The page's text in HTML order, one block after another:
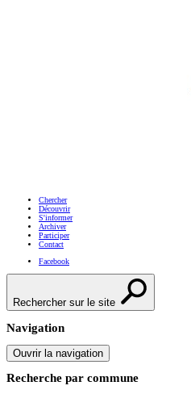
Chercher
Découvrir
S'informer
Archiver
Participer
Contact
Facebook
Rechercher sur le site
Navigation
Ouvrir la navigation
Recherche par commune